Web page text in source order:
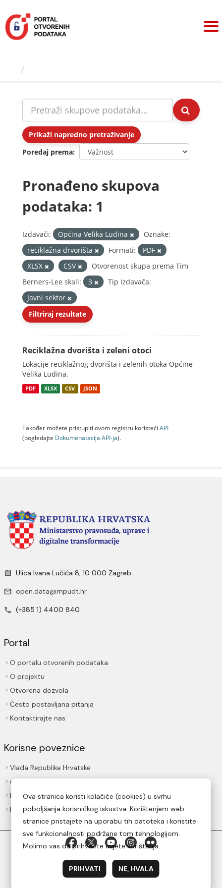
sadržaj
Prikaži napredno pretraživanje
Poredaj prema
Pronađeno skupova
podataka: 1
Izdavači: Općina Velika Ludina
Oznake:
reciklažna drvorišta
Formati:
PDF
XLSX
CSV
Otvorenost skupa prema Tim
Berners-Lee skali:
3
Tip Izdavača:
Javni sektor
Filtriraj rezultate
Reciklažna dvorišta i zeleni otoci
Lokacije reciklažnog dvorišta i zelenih otoka Općine
Velika Ludina.
PDF XLSX CSV JSON
Također možete pristupiti ovom registru koristeći API
(pogledajte Dokumenаtаcijа API-jа).